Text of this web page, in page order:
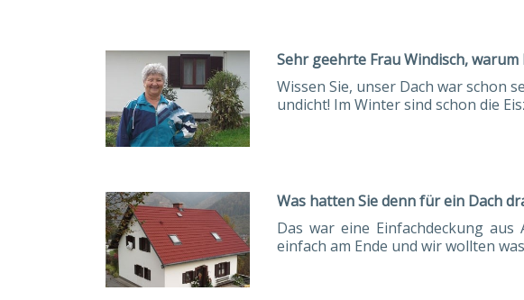
Sehr geehrte Frau Windisch,
Wissen Sie, unser Dach war schon
undicht! Im Winter sind schon die
Was hatten Sie denn für ein Dach
Das war eine Einfachdeckung
einfach am Ende und wir wollten